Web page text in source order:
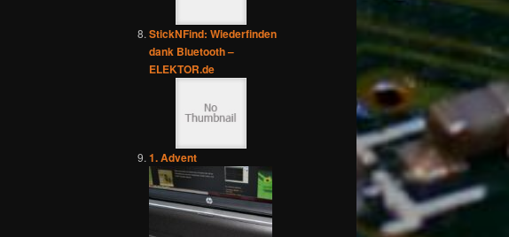
StickNFind: Wiederfinden
dank Bluetooth –
ELEKTOR.de
1. Advent